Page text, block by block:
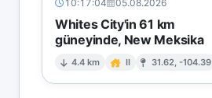
10:17:04 05.08.2026
Whites City'in 61 km
güneyinde, New Meksika
4.4 km II 31.62, -104.39